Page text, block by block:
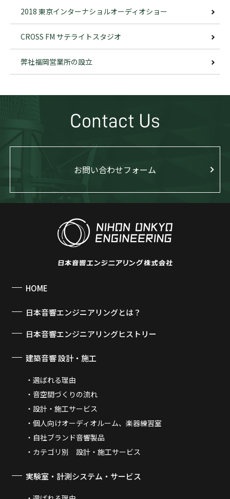
2018 東京インターナショルオーディオショー
CROSS FM サテライトスタジオ
弊社福岡営業所の設立
Contact Us
お問い合わせフォーム
HOME
日本音響エンジニアリングとは？
日本音響エンジニアリングヒストリー
建築音響 設計・施工
選ばれる理由
音空間づくりの流れ
設計・施工サービス
個人向けオーディオルーム、楽器練習室
自社ブランド音響製品
カテゴリ別 設計・施工サービス
実験室・計測システム・サービス